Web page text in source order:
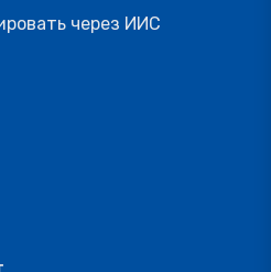
через ИИС